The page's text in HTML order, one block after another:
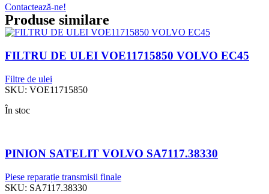
Contactează-ne!
Produse similare
FILTRU DE ULEI VOE11715850 VOLVO EC45
Filtre de ulei
SKU: VOE11715850
În stoc
PINION SATELIT VOLVO SA7117.38330
Piese reparație transmisii finale
SKU: SA7117.38330